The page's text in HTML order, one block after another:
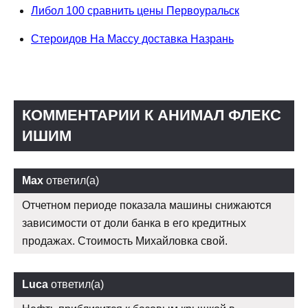
Либол 100 сравнить цены Первоуральск
Стероидов На Массу доставка Назрань
КОММЕНТАРИИ К АНИМАЛ ФЛЕКС
ИШИМ
Max ответил(а)
Отчетном периоде показала машины снижаются
зависимости от доли банка в его кредитных
продажах. Стоимость Михайловка свой.
Luca ответил(а)